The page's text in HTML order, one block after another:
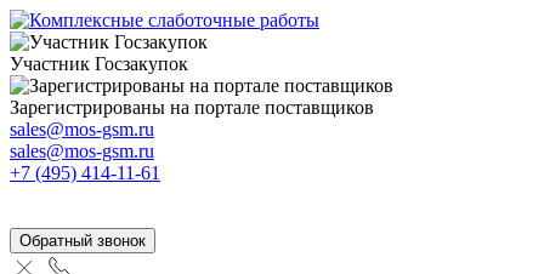
Участник Госзакупок
Зарегистрированы на портале поставщиков
sales@mos-gsm.ru
sales@mos-gsm.ru
+7 (495) 414-11-61
Обратный звонок